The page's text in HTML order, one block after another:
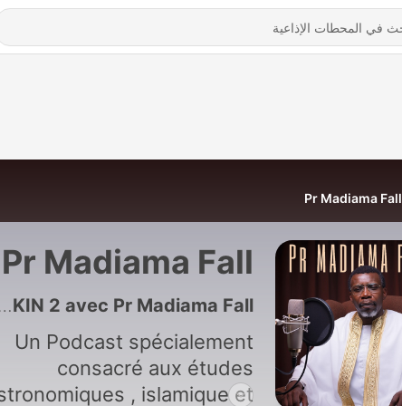
Pr Madiama Fall
Pr Madiama Fall
90 - NEKKIN 2 avec Pr Madiama Fall
Un Podcast spécialement
consacré aux études
, islamique et